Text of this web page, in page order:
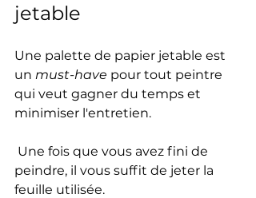
jetable
Une palette de papier jetable est
un must-have pour tout peintre
qui veut gagner du temps et
minimiser l'entretien.
peindre, il vous suffit de jeter la
feuille utilisée.